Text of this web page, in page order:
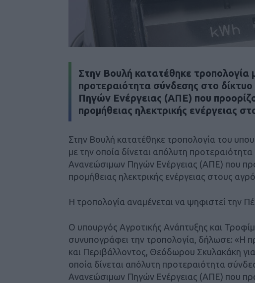
Στην Βουλή κατατέθηκε τροπολογία
προτεραιότητα σύνδεσης στο
Πηγών Ενέργειας (ΑΠΕ) που
προμήθειας ηλεκτρικής ενέργειας
Στην Βουλή κατατέθηκε τροπολογία του
με την οποία δίνεται απόλυτη
Ανανεώσιμων Πηγών Ενέργειας (ΑΠΕ) που
προμήθειας ηλεκτρικής ενέργειας στους
Η τροπολογία αναμένεται να ψηφιστεί την
Ο υπουργός Αγροτικής Ανάπτυξης και
συνυπογράφει την τροπολογία, δήλωσε: «Η
και Περιβάλλοντος, Θεόδωρου Σκυλακάκη
οποία δίνεται απόλυτη προτεραιότητα
Ανανεώσιμων Πηγών Ενέργειας (ΑΠΕ) που